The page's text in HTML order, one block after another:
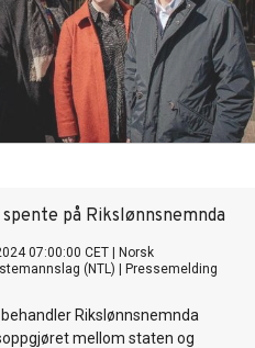
på Rikslønnsnemnda
07:00:00 CET
Norsk
(NTL)
Pressemelding
behandler Rikslønnsnemnda
mellom staten og